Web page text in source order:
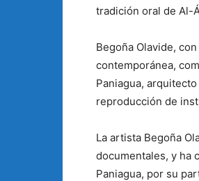
tradición oral de Al-
Begoña Olavide,
contemporánea,
Paniagua,
reproducción de
La artista Begoña
documentales, y ha
Paniagua, por su